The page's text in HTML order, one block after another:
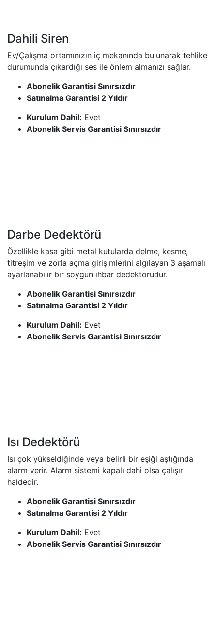
Dahili Siren
Ev/Çalışma ortamınızın iç mekanında bulunarak tehlike
durumunda çıkardığı ses ile önlem almanızı sağlar.
Abonelik Garantisi Sınırsızdır
Satınalma Garantisi 2 Yıldır
Kurulum Dahil: Evet
Abonelik Servis Garantisi Sınırsızdır
Darbe Dedektörü
Özellikle kasa gibi metal kutularda delme, kesme,
titreşim ve zorla açma girişimlerini algılayan 3 aşamalı
ayarlanabilir bir soygun ihbar dedektörüdür.
Abonelik Garantisi Sınırsızdır
Satınalma Garantisi 2 Yıldır
Kurulum Dahil: Evet
Abonelik Servis Garantisi Sınırsızdır
Isı Dedektörü
Isı çok yükseldiğinde veya belirli bir eşiği aştığında
alarm verir. Alarm sistemi kapalı dahi olsa çalışır
haldedir.
Abonelik Garantisi Sınırsızdır
Satınalma Garantisi 2 Yıldır
Kurulum Dahil: Evet
Abonelik Servis Garantisi Sınırsızdır